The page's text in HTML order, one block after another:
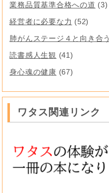
業務品質基準合格への道 (3)
経営者に必要な力 (52)
肺がんステージ４と向き合う
読書感人生観 (41)
身心魂の健康 (67)
ワタス関連リンク